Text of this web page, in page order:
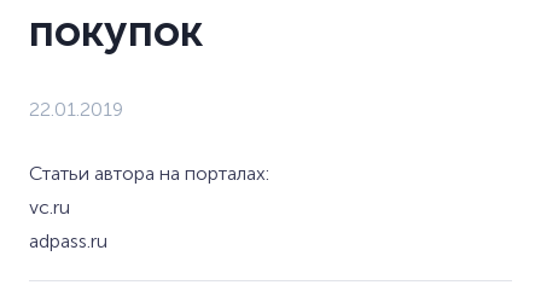
покупок
22.01.2019
Статьи автора на порталах:
vc.ru
adpass.ru